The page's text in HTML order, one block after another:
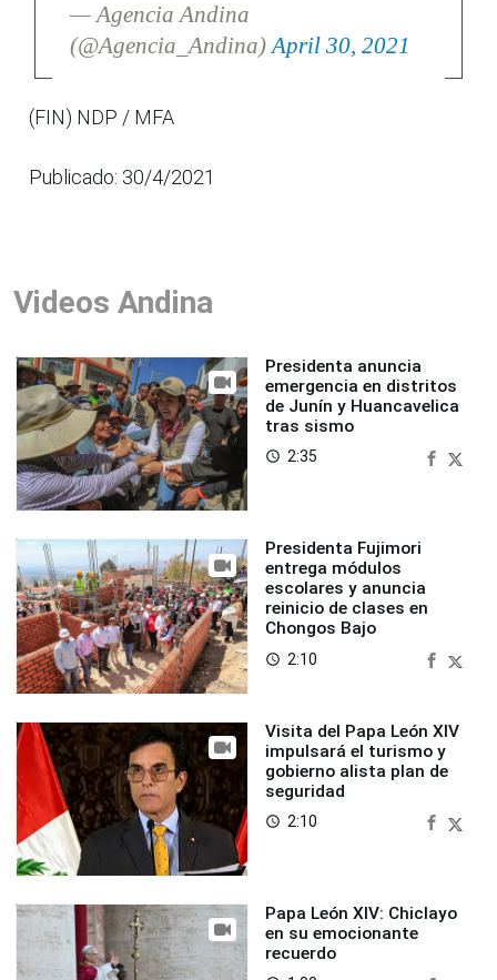
— Agencia Andina
(@Agencia_Andina)April 30, 2021
(FIN) NDP / MFA
Publicado: 30/4/2021
Videos Andina
Presidenta anuncia
emergencia en distritos
de Junín y Huancavelica
tras sismo
access_time 2:35
Presidenta Fujimori
entrega módulos
escolares y anuncia
reinicio de clases en
Chongos Bajo
access_time 2:10
Visita del Papa León XIV
impulsará el turismo y
gobierno alista plan de
seguridad
access_time 2:10
Papa León XIV: Chiclayo
en su emocionante
recuerdo